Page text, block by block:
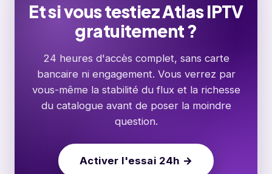
Et si vous testiez Atlas IPTV
gratuitement ?
24 heures d'accès complet, sans carte
bancaire ni engagement. Vous verrez par
vous-même la stabilité du flux et la richesse
du catalogue avant de poser la moindre
question.
Activer l'essai 24h →